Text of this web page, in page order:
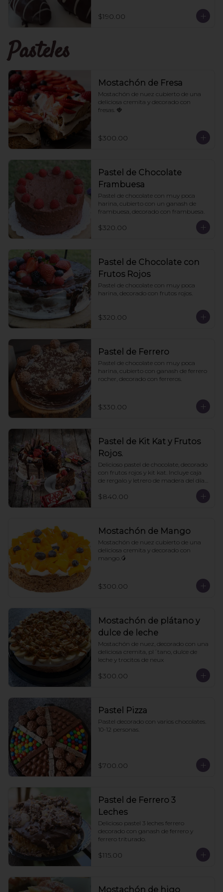
$190.00
Pasteles
Mostachón de Fresa
Mostachón de nuez cubierto de una
deliciosa cremita y decorado con
fresas. 🍓
$300.00
Pastel de Chocolate
Frambuesa
Pastel de chocolate con muy poca
harina, cubierto con un ganash de
frambuesa, decorado con frambuesa.
$320.00
Pastel de Chocolate con
Frutos Rojos
Pastel de chocolate con muy poca
harina, decorado con frutos rojos.
$320.00
Pastel de Ferrero
Pastel de chocolate con muy poca
harina, cubierto con ganash de ferrero
rocher, decorado con ferreros.
$330.00
Pastel de Kit Kat y Frutos
Rojos.
Delicioso pastel de chocolate, decorado
con frutos rojos y kit kat. Incluye caja
de rergalo y letrero de madera del día
de las madres. 10- 12 personas. Pedir
con un día de anticipación
$840.00
Mostachón de Mango
Mostachón de nuez cubierto de una
deliciosa cremita y decorado con
mango.🥭
$300.00
Mostachón de plátano y
dulce de leche
Mostachón de nuez, decorado con una
deliciosa cremita, pl´tano, dulce de
leche y trocitos de neux
$300.00
Pastel Pizza
Pastel decorado con varios chocolates.
10-12 personas.
$700.00
Pastel de Ferrero 3
Leches
Delicioso pastel 3 leches ferrero
decorado con ganash de ferrero y
ferrero triturado.
$115.00
Mostachón de higo